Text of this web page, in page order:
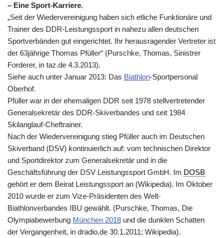
– Eine Sport-Karriere.
„Seit der Wiedervereinigung haben sich etliche Funktionäre und
Trainer des DDR-Leistungssport in nahezu allen deutschen
Sportverbänden gut eingerichtet. Ihr herausragender Vertreter ist
der 63jährige Thomas Pfüller“ (Purschke, Thomas, Sinistrer
Forderer, in taz.de 4.3.2013).
Siehe auch unter Januar 2013: Das Biathlon-Sportpersonal
Oberhof.
Pfüller war in der ehemaligen DDR seit 1978 stellvertretender
Generalsekretär des DDR-Skiverbandes und seit 1984
Skilanglauf-Cheftrainer.
Nach der Wiedervereinigung stieg Pfüller auch im Deutschen
Skiverband (DSV) kontinuierlich auf: vom technischen Direktor
und Sportdirektor zum Generalsekretär und in die
Geschäftsführung der DSV Leistungssport GmbH. Im DOSB
gehört er dem Beirat Leistungssport an (Wikipedia). Im Oktober
2010 wurde er zum Vize-Präsidenten des Welt-
Biathlonverbandes IBU gewählt. (Purschke, Thomas, Die
Olympiabewerbung München 2018 und die dunklen Schatten
der Vergangenheit, in dradio.de 30.1.2011; Wikipedia).